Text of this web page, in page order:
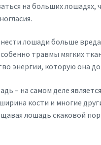
на больших лошадях,
лошади больше
травмы мягких
энергии, которую она
– на самом деле
кости и многие
лошадь скаковой